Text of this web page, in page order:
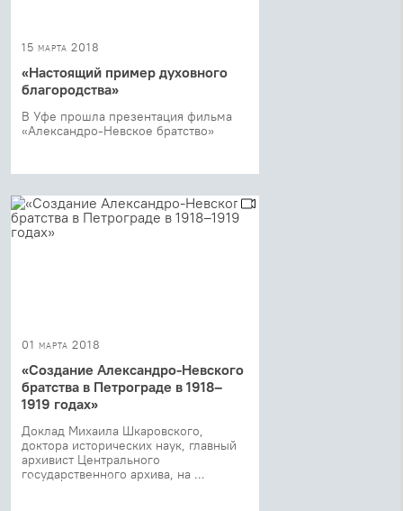
15 марта 2018
«Настоящий пример духовного
благородства»
В Уфе прошла презентация фильма
«Александро-Невское братство»
01 марта 2018
«Создание Александро-Невского
братства в Петрограде в 1918–
1919 годах»
Доклад Михаила Шкаровского,
доктора исторических наук, главный
архивист Центрального
государственного архива, на ...
02 октября 2017